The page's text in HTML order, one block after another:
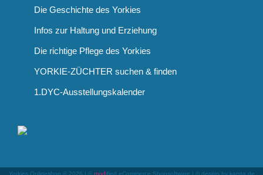
Die Geschichte des Yorkies
Infos zur Haltung und Erziehung
Die richtige Pflege des Yorkies
YORKIE-ZÜCHTER suchen & finden
1.DYC-Ausstellungskalender
Yorkies Onlineshop © 2026 | © modified eCommerce Shopsoftware | © design by karsta.de